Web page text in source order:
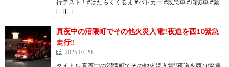
行テスト！#はたらくくるま #パトカー #救急車 #消防車 #緊
[…][…]
真夜中の沼隈町でその他火災入電‼️夜道を西10緊急
走行‼️
2025.07.20